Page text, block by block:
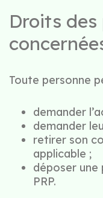
Droits des
Toute personne
demander
demander
retirer son
applicable ;
déposer une
PRP.